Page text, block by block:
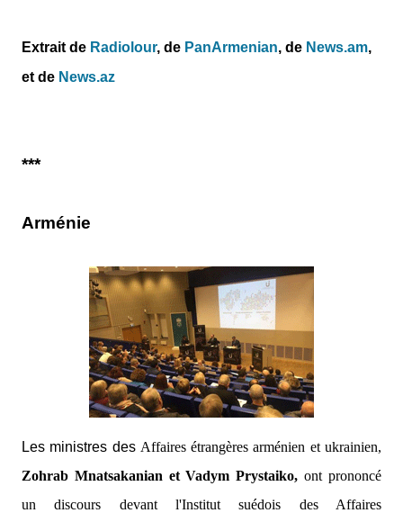
Extrait de Radiolour, de PanArmenian, de News.am,
et de News.az
***
Arménie
Les ministres des Affaires étrangères arménien et ukrainien,
Zohrab Mnatsakanian et Vadym Prystaiko, ont prononcé
un discours devant l'Institut suédois des Affaires